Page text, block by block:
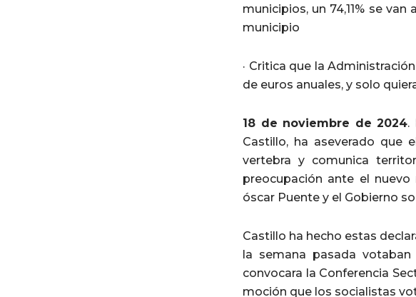
municipios, un 74,11% se
municipio
· Critica que la
de euros anuales, y solo
18 de noviembre de 2024.
Castillo, ha aseverado que
vertebra y comunica
preocupación ante el
óscar Puente y el Gobierno
Castillo ha hecho estas
la semana pasada
convocara la Conferencia
moción que los socialistas